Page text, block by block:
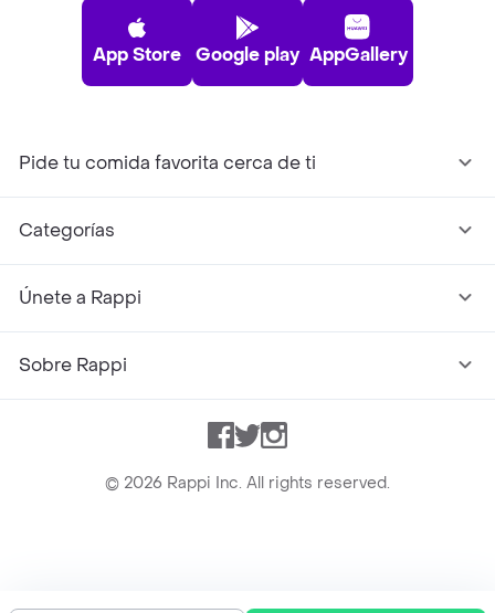
App Store Google play AppGallery
Pide tu comida favorita cerca de ti
Categorías
Únete a Rappi
Sobre Rappi
Facebook
TwitterInstagram
© 2026 Rappi Inc. All rights reserved.